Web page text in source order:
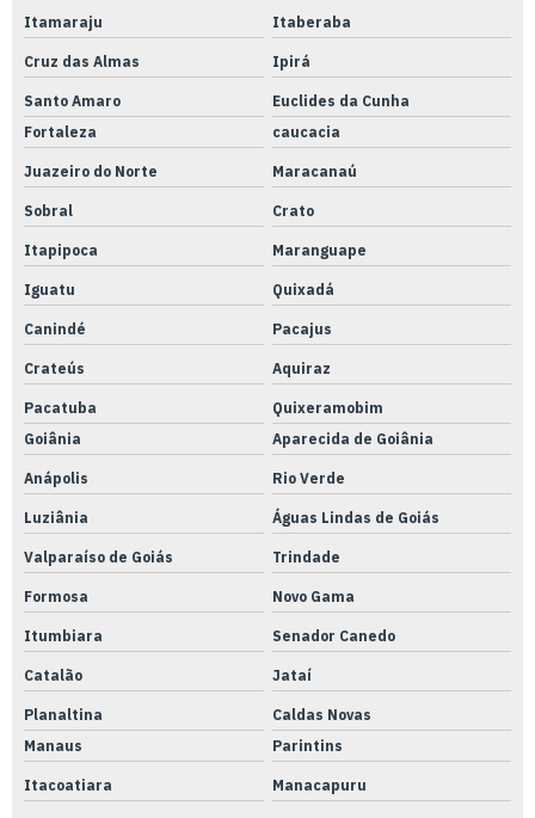
Itamaraju Itaberaba
Cruz das Almas Ipirá
Santo Amaro
Euclides da Cunha
Fortaleza
caucacia
Juazeiro do Norte Maracanaú
Sobral Crato
Itapipoca Maranguape
Iguatu Quixadá
Canindé Pacajus
Crateús Aquiraz
Pacatuba
Quixeramobim
Goiânia
Aparecida de Goiânia
Anápolis Rio Verde
Luziânia Águas Lindas de Goiás
Valparaíso de Goiás Trindade
Formosa Novo Gama
Itumbiara Senador Canedo
Catalão Jataí
Planaltina
Caldas Novas
Manaus
Parintins
Itacoatiara Manacapuru